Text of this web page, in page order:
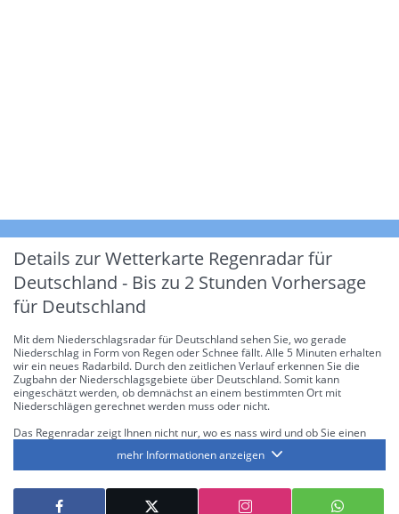
Details zur Wetterkarte Regenradar für
Deutschland - Bis zu 2 Stunden Vorhersage
für Deutschland
Mit dem Niederschlagsradar für Deutschland sehen Sie, wo gerade
Niederschlag in Form von Regen oder Schnee fällt. Alle 5 Minuten erhalten
wir ein neues Radarbild. Durch den zeitlichen Verlauf erkennen Sie die
Zugbahn der Niederschlagsgebiete über Deutschland. Somit kann
eingeschätzt werden, ob demnächst an einem bestimmten Ort mit
Niederschlägen gerechnet werden muss oder nicht.
Das Regenradar zeigt Ihnen nicht nur, wo es nass wird und ob Sie einen
die Niederschlagsintensität. Diese bezieht sich laut offiziellen Richtlinien
jeweils auf die Niederschlagsmenge in l/m² pro Stunde Regen- bzw.
Schneefall. Die 6 Stufen sind wie folgt gegliedert: Die hellen Blautöne
symbolisieren leichte bis mäßige Regen- bzw. Schneefälle mit einer
mehr Informationen anzeigen